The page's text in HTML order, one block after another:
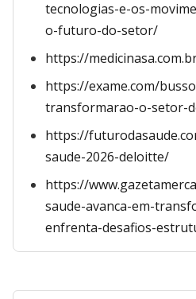
tecnologias-e-os-
o-futuro-do-setor/
https://
https://exame.com/
transformarao-o-setor-
https://
saude-2026-deloitte/
https://
saude-avanca-em-
enfrenta-desafios-